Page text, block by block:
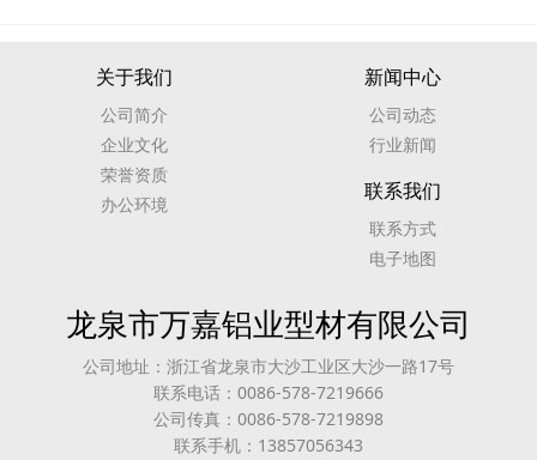
关于我们
公司简介
企业文化
荣誉资质
办公环境
新闻中心
公司动态
行业新闻
联系我们
联系方式
电子地图
龙泉市万嘉铝业型材有限公司
公司地址：浙江省龙泉市大沙工业区大沙一路17号
联系电话：0086-578-7219666
公司传真：0086-578-7219898
联系手机：13857056343